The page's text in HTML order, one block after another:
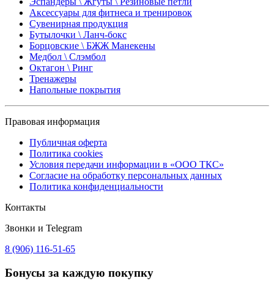
Аксессуары для фитнеса и тренировок
Сувенирная продукция
Бутылочки \ Ланч-бокс
Борцовские \ БЖЖ Манекены
Медбол \ Слэмбол
Октагон \ Ринг
Тренажеры
Напольные покрытия
Правовая информация
Публичная оферта
Политика cookies
Условия передачи информации в «ООО ТКС»
Согласие на обработку персональных данных
Политика конфиденциальности
Контакты
Звонки и Telegram
8 (906) 116-51-65
Бонусы за каждую покупку